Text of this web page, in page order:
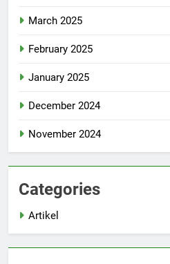
March 2025
February 2025
January 2025
December 2024
November 2024
Categories
Artikel